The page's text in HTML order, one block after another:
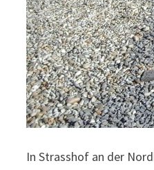
In Strasshof an der